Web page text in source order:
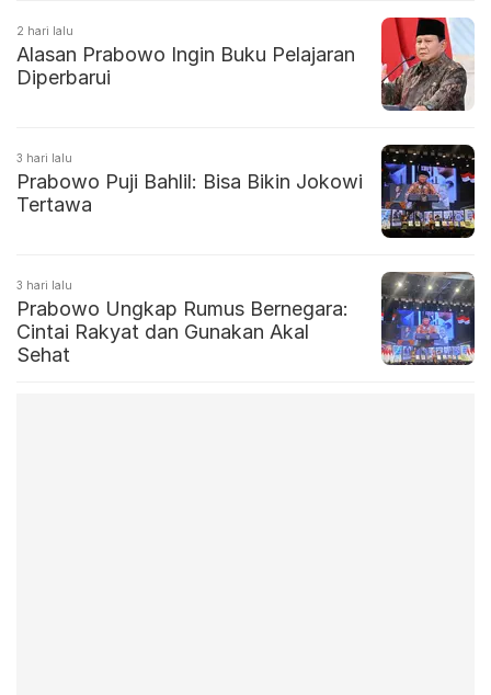
2 hari lalu
Alasan Prabowo Ingin Buku Pelajaran
Diperbarui
3 hari lalu
Prabowo Puji Bahlil: Bisa Bikin Jokowi
Tertawa
3 hari lalu
Prabowo Ungkap Rumus Bernegara:
Cintai Rakyat dan Gunakan Akal
Sehat